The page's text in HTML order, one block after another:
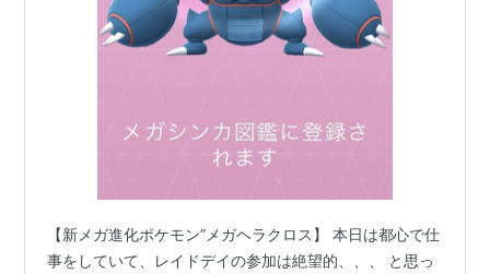
【新メガ進化ポケモン”メガヘラクロス】 本日は都心で仕
事をしていて、レイドデイの参加は絶望的、、、 と思っ